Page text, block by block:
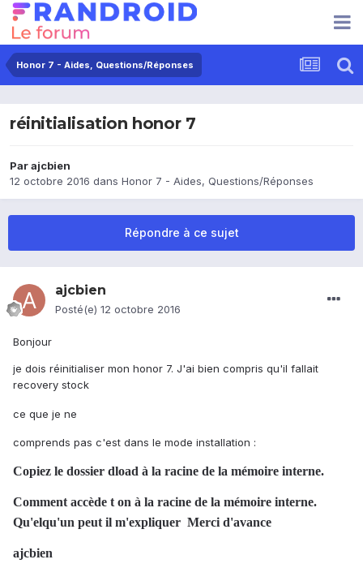
Honor 7 - Aides, Questions/Réponses
réinitialisation honor 7
Parajcbien
12 octobre 2016 dans Honor 7 - Aides, Questions/Réponses
Répondre à ce sujet
ajcbien
Posté(e) 12 octobre 2016
Bonjour
je dois réinitialiser mon honor 7. J'ai bien compris qu'il fallait
recovery stock
ce que je ne
comprends pas c'est dans le mode installation :
Copiez le dossier dload à la racine de la mémoire interne.
Comment accède t on à la racine de la mémoire interne.
Qu'elqu'un peut il m'expliquer Merci d'avance
ajcbien